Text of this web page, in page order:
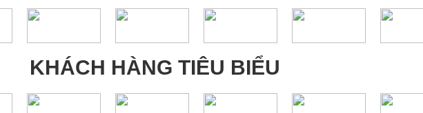
KHÁCH HÀNG TIÊU BIỂU